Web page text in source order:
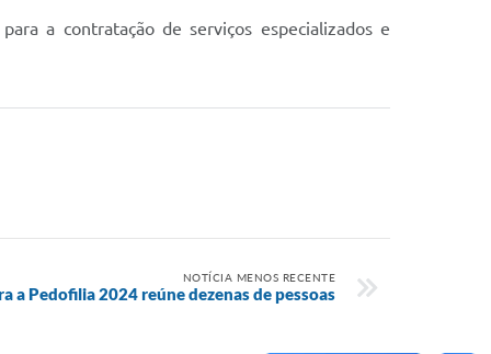
a contratação de serviços especializados e
NOTÍCIA MENOS RECENTE
a Pedofilia 2024 reúne dezenas de pessoas